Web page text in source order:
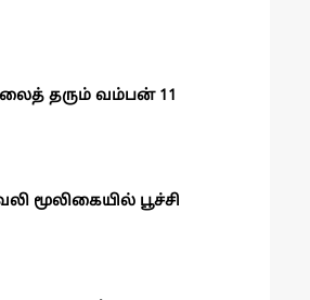
தரும் வம்பன் 11
மூலிகையில் பூச்சி